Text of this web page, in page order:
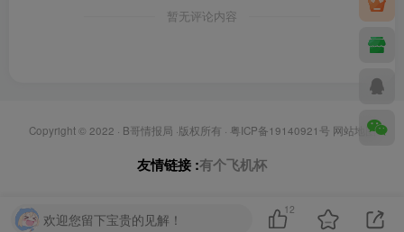
暂无评论内容
Copyright © 2022 · B哥情报局 ·版权所有 · 粤ICP备19140921号 网站地图
友情链接 :有个飞机杯
欢迎您留下宝贵的见解！
12